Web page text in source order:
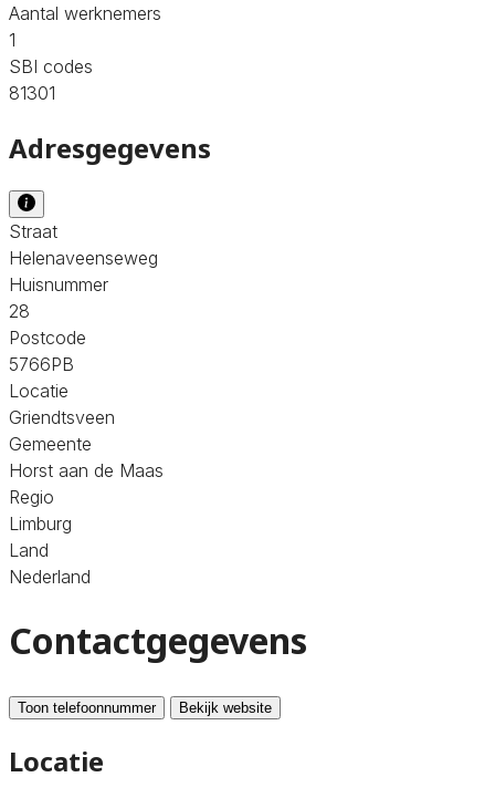
Aantal werknemers
1
SBI codes
81301
Adresgegevens
Straat
Helenaveenseweg
Huisnummer
28
Postcode
5766PB
Locatie
Griendtsveen
Gemeente
Horst aan de Maas
Regio
Limburg
Land
Nederland
Contactgegevens
Toon telefoonnummer Bekijk website
Locatie